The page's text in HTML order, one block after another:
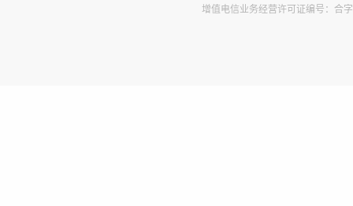
增值电信业务经营许可证编号：合